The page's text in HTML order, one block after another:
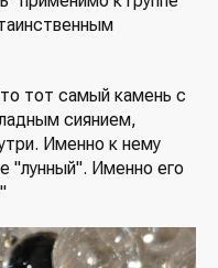
тот самый камень с
сиянием,
Именно к нему
"лунный". Именно его